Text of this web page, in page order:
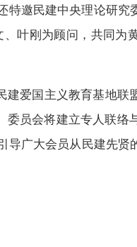
邀民建中央理论研究
叶刚为顾问，共同为
爱国主义教育基地联
员会将建立专人联络
广大会员从民建先贤